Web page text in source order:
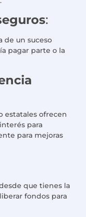
:
de un suceso
pagar parte o la
estatales ofrecen
para
para mejoras
que tienes la
fondos para